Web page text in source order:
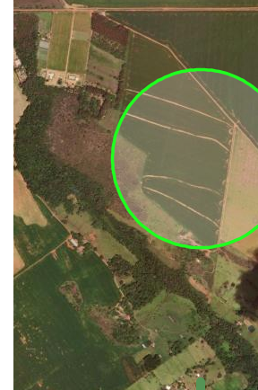
Terras
indígenas
(FUNAI)
UC Federal
UC Estaduais
UC
Municipais
Hidrografia
1:1.000.000
(ANA)
Biomas
(IBGE)
Vegetação
(IBGE)
Rodovias
(IBGE)
Relevo